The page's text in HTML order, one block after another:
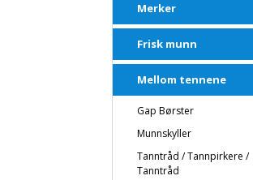
Merker
Frisk munn
Mellom tennene
Gap Børster
Munnskyller
Tanntråd / Tannpirkere /
Tanntråd